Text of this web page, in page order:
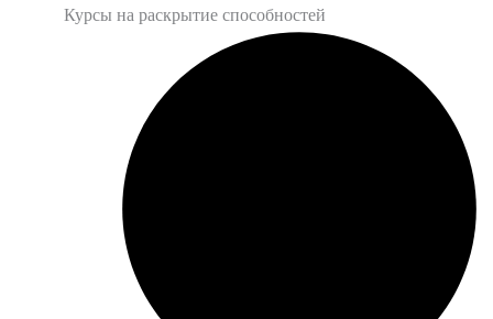
Курсы на раскрытие способностей